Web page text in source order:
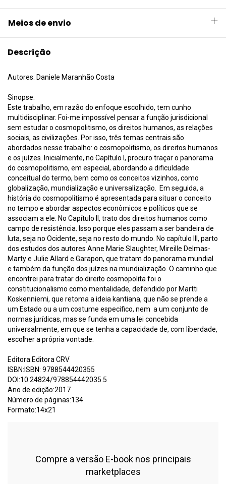
Meios de envio
Descrição
Autores: Daniele Maranhão Costa
Sinopse:
Este trabalho, em razão do enfoque escolhido, tem cunho
multidisciplinar. Foi-me impossível pensar a função jurisdicional
sem estudar o cosmopolitismo, os direitos humanos, as relações
sociais, as civilizações. Por isso, três temas centrais são
abordados nesse trabalho: o cosmopolitismo, os direitos humanos
e os juízes. Inicialmente, no Capítulo I, procuro traçar o panorama
do cosmopolitismo, em especial, abordando a dificuldade
conceitual do termo, bem como os conceitos vizinhos, como
globalização, mundialização e universalização. Em seguida, a
história do cosmopolitismo é apresentada para situar o conceito
no tempo e abordar aspectos econômicos e políticos que se
associam a ele. No Capítulo II, trato dos direitos humanos como
campo de resistência. Isso porque eles passam a ser bandeira de
luta, seja no Ocidente, seja no resto do mundo. No capítulo III, parto
dos estudos dos autores Anne Marie Slaughter, Mireille Delmas-
Marty e Julie Allard e Garapon, que tratam do panorama mundial
e também da função dos juízes na mundialização. O caminho que
encontrei para tratar do direito cosmopolita foi o
constitucionalismo como mentalidade, defendido por Martti
Koskenniemi, que retoma a ideia kantiana, que não se prende a
um Estado ou a um costume especifico, nem a um conjunto de
normas jurídicas, mas se funda em uma lei concebida
universalmente, em que se tenha a capacidade de, com liberdade,
escolher a própria vontade.
Editora:Editora CRV
ISBN:ISBN: 9788544420355
DOI:10.24824/978854442035.5
Ano de edição:2017
Número de páginas:134
Formato:14x21
Compre a versão E-book nos principais
marketplaces